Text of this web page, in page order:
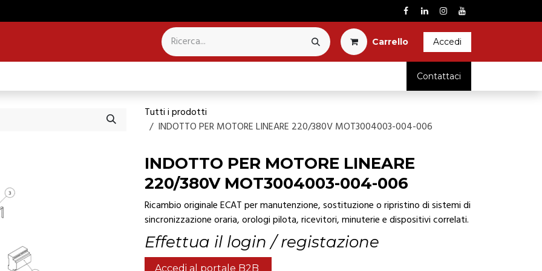
Carrel​l​o​ Accedi
Contattaci
Tutti i prodotti
INDOTTO PER MOTORE LINEARE 220/380V MOT3004003-004-006
INDOTTO PER MOTORE LINEARE
220/380V MOT3004003-004-006
Ricambio originale ECAT per manutenzione, sostituzione o ripristino di sistemi di
sincronizzazione oraria, orologi pilota, ricevitori, minuterie e dispositivi correlati.
Effettua il login / registazione
Accedi al portale B2B